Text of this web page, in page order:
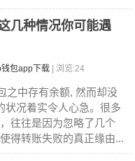
几种情况你可能遇
包app下载 | 浏览:24
之中存有余额, 然而却没
状况着实令人心急。很多
往往是因为忽略了几个
得转账失败的真正缘由...